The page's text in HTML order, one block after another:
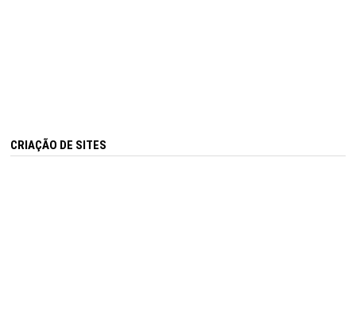
CRIAÇÃO DE SITES